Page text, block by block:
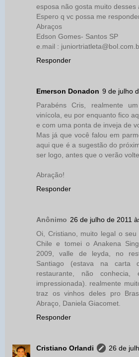
esposa não gosta muito desses
Espero q vc possa me
Abraços
Edson Gomes- Santos SP
e.mail :
Responder
Emerson Donadon 9 de julho
Parabéns Cris, realmente
vinícola, eu por enquanto fico
e com uma ponta de inveja de
Mas já que você falou em
aqui que é a sugestão do
ser logo, antes que o verão volte.
Abração!
Responder
Anônimo 26 de julho de 2011
Oi, Cristiano, muito legal o
Chile e tomei o Anakena
2009, valle de leyda, no
Santiago (estava na carta
restaurante, não
impressionada). realmente
traz os vinhos deles pro
Abraço, Daniela Giacomet.
Responder
Cristiano Orlandi
26 de